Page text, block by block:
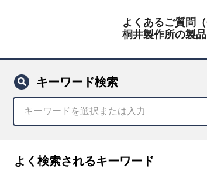
よくあるご質問
桐井製作所の製
キーワード検索
よく検索されるキーワード